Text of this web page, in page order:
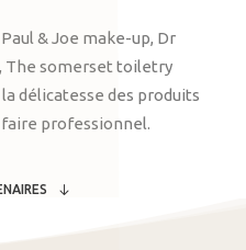
& Joe make-up, Dr
The somerset toiletry
délicatesse des produits
professionnel.